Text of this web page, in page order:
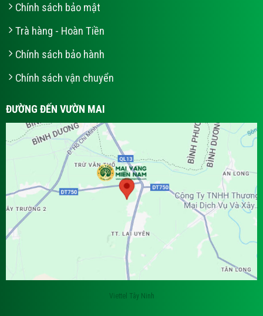
Chính sách bảo mật
Trà hàng - Hoàn Tiền
Chính sách bảo hành
Chính sách vận chuyển
ĐƯỜNG ĐẾN VƯỜN MAI
Viettel Tây Ninh